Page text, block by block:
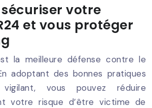
votre
et vous protéger
la meilleure défense contre le
adoptant des bonnes pratiques
vous pouvez réduire
votre risque d’être victime de